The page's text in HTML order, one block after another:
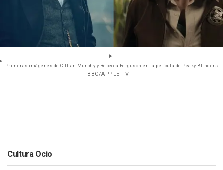
Primeras imágenes de Cillian Murphy y Rebecca Ferguson en la película de Peaky Blinders
- BBC/APPLE TV+
Cultura Ocio